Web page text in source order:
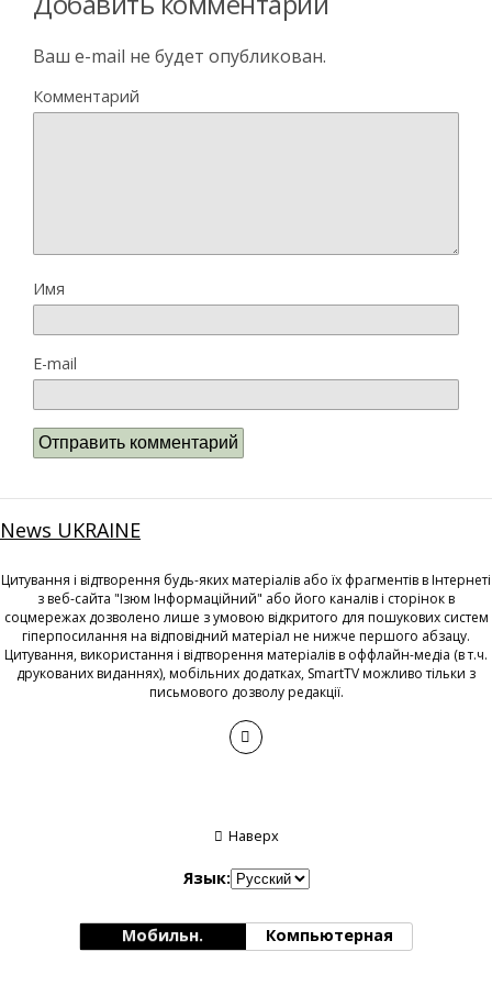
Ваш e-mail не будет опубликован.
Комментарий
Имя
E-mail
News UKRAINE
Цитування і відтворення будь-яких матеріалів або їх фрагментів в Інтернеті
з веб-сайта "Ізюм Інформаційний" або його каналів і сторінок в
соцмережах дозволено лише з умовою відкритого для пошукових систем
гіперпосилання на відповідний матеріал не нижче першого абзацу.
Цитування, використання і відтворення матеріалів в оффлайн-медіа (в т.ч.
друкованих виданнях), мобільних додатках, SmartTV можливо тільки з
письмового дозволу редакції.
Наверх
Язык:
Мобильн. Компьютерная